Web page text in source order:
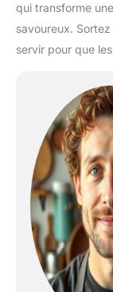
qui transforme
savoureux.
servir pour que